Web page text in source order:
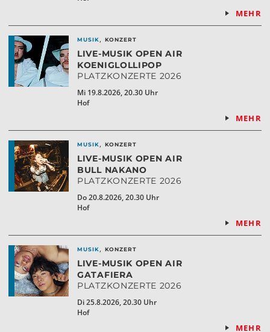
MEHR
MUSIK, KONZERT
LIVE-MUSIK OPEN AIR
KOENIGLOLLIPOP
PLATZKONZERTE 2026
Mi 19.8.2026, 20.30 Uhr
Hof
MEHR
MUSIK, KONZERT
LIVE-MUSIK OPEN AIR
BULL NAKANO
PLATZKONZERTE 2026
Do 20.8.2026, 20.30 Uhr
Hof
MEHR
MUSIK, KONZERT
LIVE-MUSIK OPEN AIR
GATAFIERA
PLATZKONZERTE 2026
Di 25.8.2026, 20.30 Uhr
Hof
MEHR